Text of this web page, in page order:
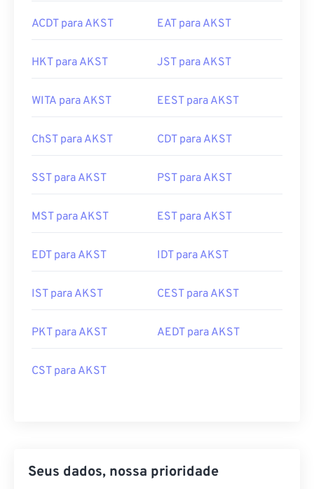
ACDT para AKST EAT para AKST
HKT para AKST JST para AKST
WITA para AKST EEST para AKST
ChST para AKST CDT para AKST
SST para AKST PST para AKST
MST para AKST EST para AKST
EDT para AKST IDT para AKST
IST para AKST CEST para AKST
PKT para AKST AEDT para AKST
CST para AKST
Seus dados, nossa prioridade